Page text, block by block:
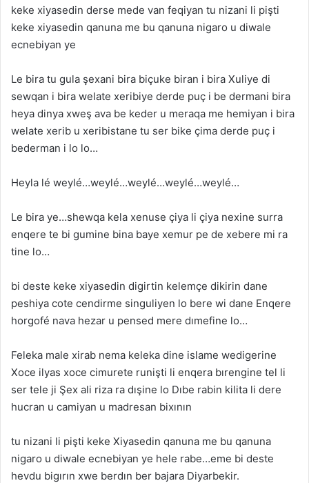
keke xiyasedin derse mede van feqiyan tu nizani li pişti
keke xiyasedin qanuna me bu qanuna nigaro u diwale
ecnebiyan ye
Le bira tu gula şexani bira biçuke biran i bira Xuliye di
sewqan i bira welate xeribiye derde puç i be dermani bira
heya dinya xweş ava be keder u meraqa me hemiyan i bira
welate xerib u xeribistane tu ser bike çima derde puç i
bederman i lo lo…
Heyla lé weylé…weylé…weylé…weylé…weylé…
Le bira ye…shewqa kela xenuse çiya li çiya nexine surra
enqere te bi gumine bina baye xemur pe de xebere mi ra
tine lo…
bi deste keke xiyasedin digirtin kelemçe dikirin dane
peshiya cote cendirme singuliyen lo bere wi dane Enqere
horgofé nava hezar u pensed mere dımefine lo…
Feleka male xirab nema keleka dine islame wedigerine
Xoce ilyas xoce cimurete runişti li enqera bırengine tel li
ser tele ji Şex ali riza ra dışine lo Dıbe rabin kilita li dere
hucran u camiyan u madresan bixının
tu nizani li pişti keke Xiyasedin qanuna me bu qanuna
nigaro u diwale ecnebiyan ye hele rabe…eme bi deste
hevdu bigırın xwe berdın ber bajara Diyarbekir.